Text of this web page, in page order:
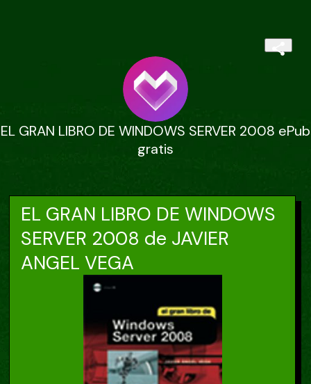
EL GRAN LIBRO DE WINDOWS SERVER 2008 ePub
gratis
EL GRAN LIBRO DE WINDOWS
SERVER 2008 de JAVIER
ANGEL VEGA